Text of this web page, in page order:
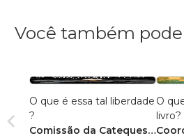
Você também
O que é essa tal liberdade
?
Comissão da Catequese
O
livro?